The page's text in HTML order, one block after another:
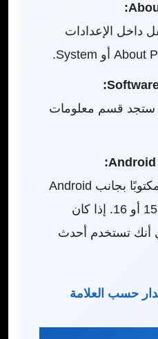
داخل الإعدادات
ستجد قسم معلومات
ستجد رقم الإصدار مكتوبًا بجانب Android
Version مثل 14 أو 15 أو 16. إذا كان
يعني أنك تستخدم أحدث
حسب العلامة